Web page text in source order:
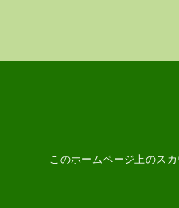
このホームページ上のス